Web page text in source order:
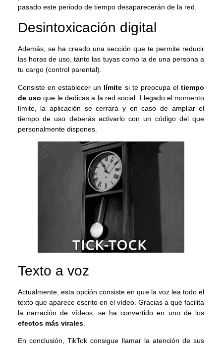
pasado este periodo de tiempo desaparecerán de la red.
Desintoxicación digital
Además, se ha creado una sección que te permite reducir
las horas de uso, tanto las tuyas como la de una persona a
tu cargo (control parental).
Consiste en establecer un límite si te preocupa eltiempo
de uso que le dedicas a la red social. Llegado el momento
límite, la aplicación se cerrará y en caso de ampliar el
tiempo de uso deberás activarlo con un código del que
personalmente dispones.
Texto a voz
Actualmente, esta opción consiste en que la voz lea todo el
texto que aparece escrito en el vídeo. Gracias a que facilita
la narración de vídeos, se ha convertido en uno de los
efectos más virales.
En conclusión, TikTok consigue llamar la atención de sus